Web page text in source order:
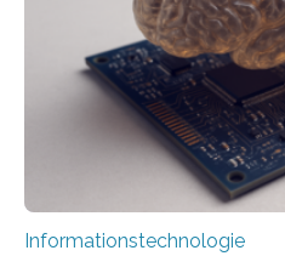
kosteneffiziente Methoden,
erstellen. „Besonders
Animation, bei der Stimme,
und Mimik im Einklang sind…
Informationstechnologie